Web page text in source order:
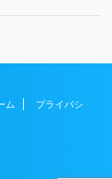
ム
プライバシ